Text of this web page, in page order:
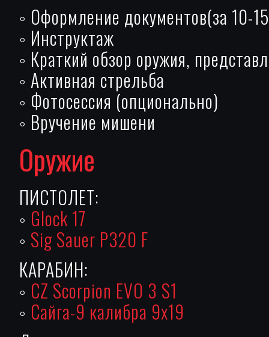
◦ Оформление документов(за 10-
◦ Инструктаж
◦ Краткий обзор оружия,
◦ Активная стрельба
◦ Фотосессия (опционально)
◦ Вручение мишени
Оружие
ПИСТОЛЕТ:
◦ Glock 17
◦ Sig Sauer P320 F
КАРАБИН:
◦ CZ Scorpion EVO 3 S1
◦ Сайга-9 калибра 9х19